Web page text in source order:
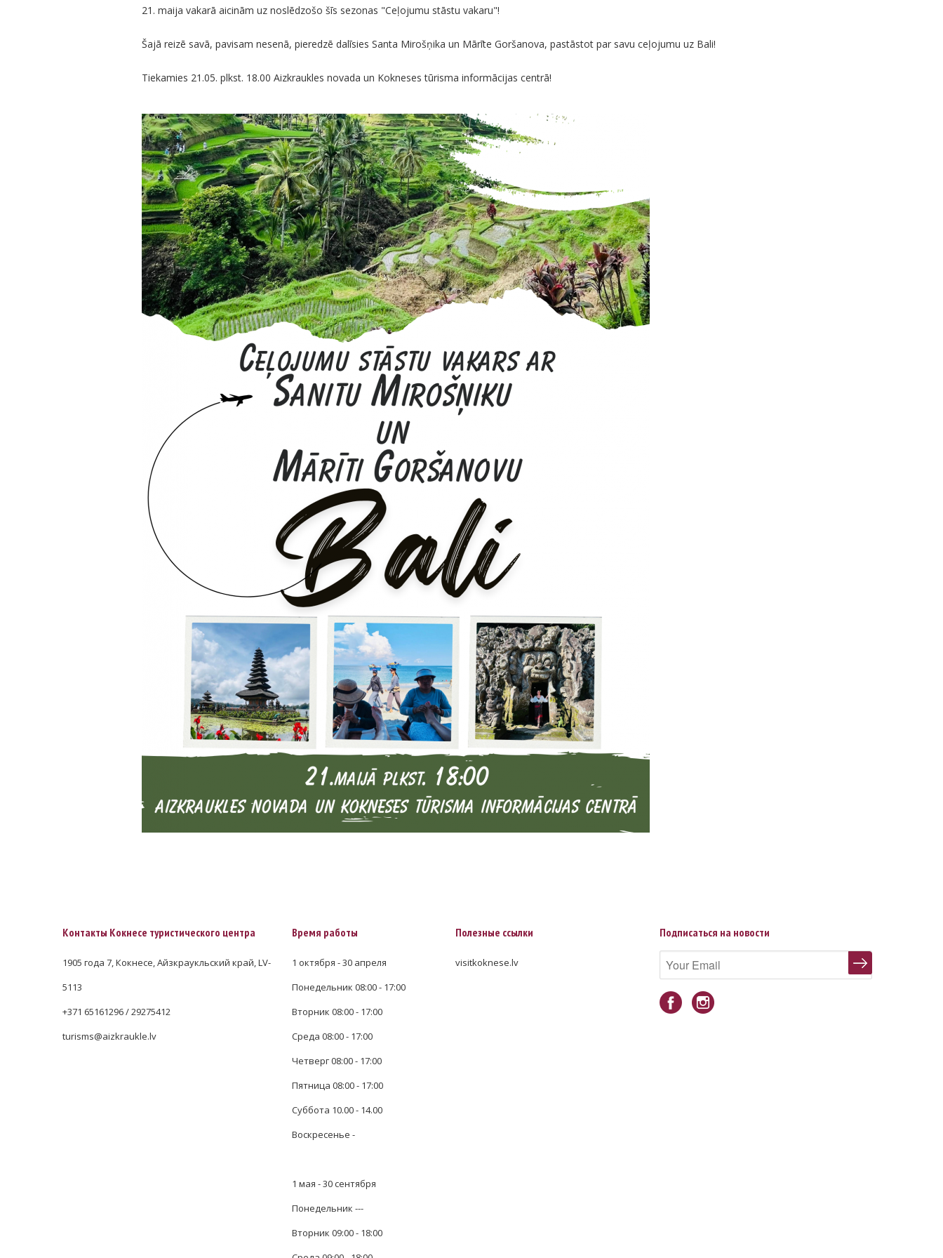
21. maija vakarā aicinām uz noslēdzošo šīs sezonas "Ceļojumu stāstu vakaru"!
Šajā reizē savā, pavisam nesenā, pieredzē dalīsies Santa Mirošņika un Mārīte Goršanova, pastāstot par savu ceļojumu uz Bali!
Tiekamies 21.05. plkst. 18.00 Aizkraukles novada un Kokneses tūrisma informācijas centrā!
Контакты Кокнесе туристического центра
1905 года 7, Кокнесе, Айзкраукльский край, LV-
5113
+371 65161296 / 29275412
turisms@aizkraukle.lv
Время работы
1 октября - 30 апреля
Понедельник 08:00 - 17:00
Вторник 08:00 - 17:00
Среда 08:00 - 17:00
Четверг 08:00 - 17:00
Пятница 08:00 - 17:00
Суббота 10.00 - 14.00
Воскресенье -
1 мая - 30 сентября
Понедельник ---
Вторник 09:00 - 18:00
Полезные ссылки
visitkoknese.lv
Подписаться на новости